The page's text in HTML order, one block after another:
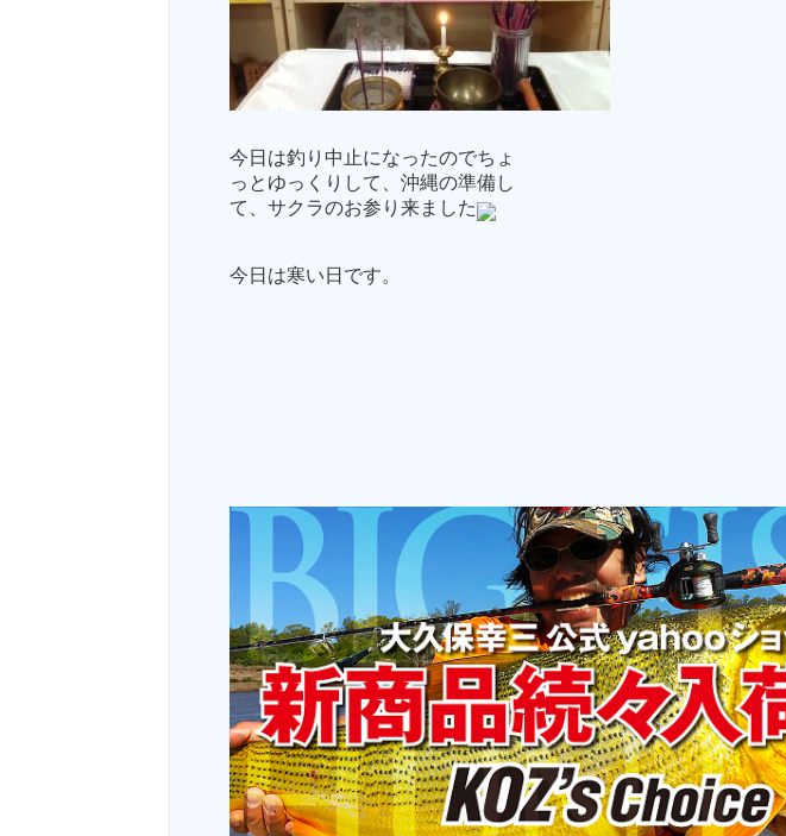
今日は釣り中止になったのでちょ
っとゆっくりして、沖縄の準備し
て、サクラのお参り来ました
今日は寒い日です。